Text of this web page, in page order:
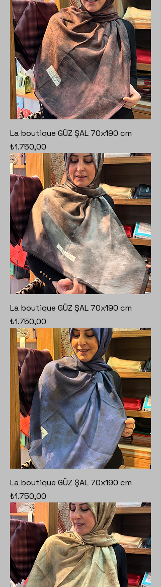
La boutique GÜZ ŞAL 70x190 cm
Fiyat
₺1.750,00
La boutique GÜZ ŞAL 70x190 cm
Fiyat
₺1.750,00
La boutique GÜZ ŞAL 70x190 cm
Fiyat
₺1.750,00